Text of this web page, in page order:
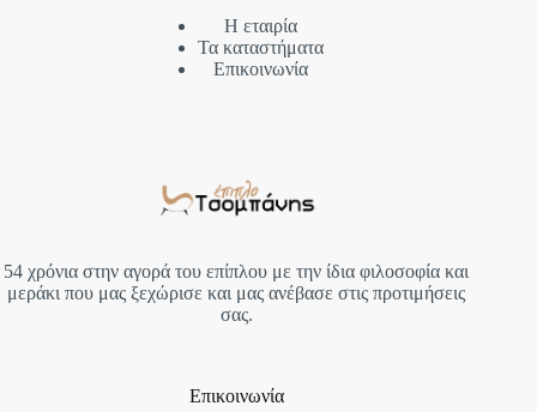
Η εταιρία
Τα καταστήματα
Επικοινωνία
54 χρόνια στην αγορά του επίπλου με την ίδια φιλοσοφία και
μεράκι που μας ξεχώρισε και μας ανέβασε στις προτιμήσεις
σας.
Επικοινωνία